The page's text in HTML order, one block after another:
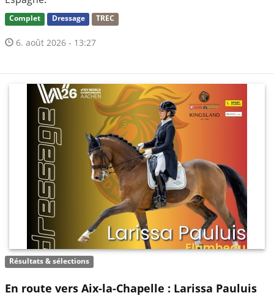
Complet Dressage TREC
6. août 2026 - 13:27
Résultats & sélections
En route vers Aix-la-Chapelle : Larissa Pauluis